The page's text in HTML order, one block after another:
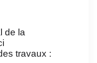
de la
travaux :
diplômée
clés pour
jeu et sécuriser votre